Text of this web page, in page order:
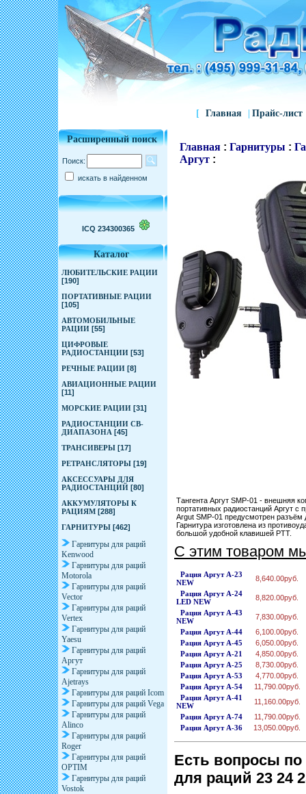
[ Главная Прайс-лист
Расширенный поиск
Поиск:
искать в найденном
ICQ 234300365
Каталог
ЛЮБИТЕЛЬСКИЕ РАЦИИ
[190]
ПОРТАТИВНЫЕ РАЦИИ
[105]
АВТОМОБИЛЬНЫЕ
РАЦИИ [55]
ЦИФРОВЫЕ
РАДИОСТАНЦИИ [53]
РЕЧНЫЕ РАЦИИ [8]
АВИАЦИОННЫЕ РАЦИИ
[11]
МОРСКИЕ РАЦИИ [31]
РАДИОСТАНЦИИ CB-
ДИАПАЗОНА [45]
ТРАНСИВЕРЫ [17]
РЕТРАНСЛЯТОРЫ [19]
АКСЕССУАРЫ ДЛЯ
РАДИОСТАНЦИЙ [80]
АККУМУЛЯТОРЫ К
РАЦИЯМ [288]
ГАРНИТУРЫ [462]
Гарнитуры для раций
Kenwood
Гарнитуры для раций
Motorola
Гарнитуры для раций
Vector
Гарнитуры для раций
Vertex
Гарнитуры для раций
Yaesu
Гарнитуры для раций
Аргут
Гарнитуры для раций
Ajetrays
Гарнитуры для раций Icom
Гарнитуры для раций Vega
Гарнитуры для раций
Alinco
Гарнитуры для раций
Roger
Гарнитуры для раций
OPTIM
Гарнитуры для раций
Vostok
Главная: Гарнитуры :
Аргут:
Тангента Аргут SMP-01 - внешняя
портативных радиостанций Аргут с
Argut SMP-01 предусмотрен разъём
Гарнитура изготовлена из
большой удобной клавишей РТТ.
С этим товаром
Рация Аргут А-23
NEW
8,640.00руб.
Рация Аргут А-24
LED NEW
8,820.00руб.
Рация Аргут А-43
NEW
7,830.00руб.
Рация Аргут А-44
6,100.00руб.
Рация Аргут А-45
6,050.00руб.
Рация Аргут А-21
4,850.00руб.
Рация Аргут А-25
8,730.00руб.
Рация Аргут А-53
4,770.00руб.
Рация Аргут А-54
11,790.00руб.
Рация Аргут А-41
NEW
11,160.00руб.
Рация Аргут А-74
11,790.00руб.
Рация Аргут А-36
13,050.00руб.
Есть вопросы по
для раций 23 24